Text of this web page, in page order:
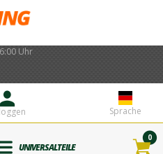
Uhr
Sprache
UNIVERSALTEILE
0